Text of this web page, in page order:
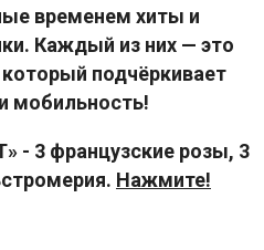
временем хиты и
Каждый из них — это
подчёркивает
мобильность!
- 3 французские розы, 3
Нажмите!